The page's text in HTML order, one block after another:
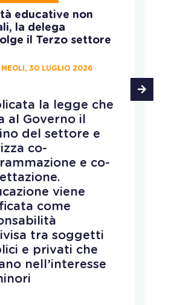
educative non
la delega
il Terzo settore
MEOLI, 30 LUGLIO 2026
la legge che
al Governo il
del settore e
co-
e co-
viene
come
tra soggetti
e privati che
nell’interesse